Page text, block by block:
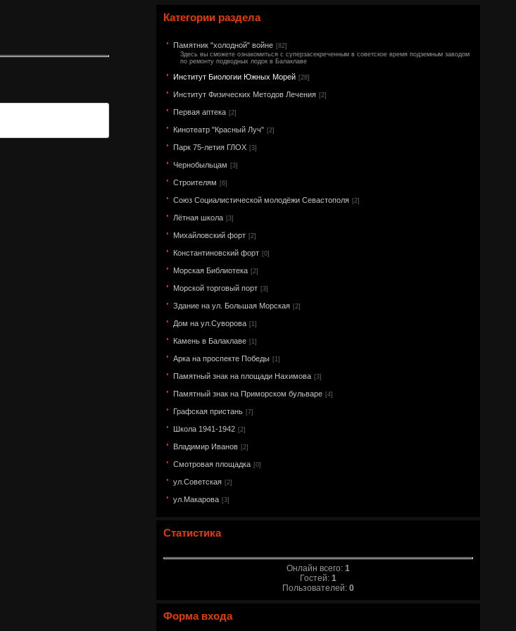
Категории раздела
Памятник "холодной" войне [82]
Здесь вы сможете ознакомиться с суперзасекреченным в советское время подземным заводом
по ремонту подводных лодок в Балаклаве
Институт Биологии Южных Морей [28]
Институт Физических Методов Лечения [2]
Первая аптека [2]
Кинотеатр "Красный Луч" [2]
Парк 75-летия ГЛОХ [3]
Чернобыльцам [3]
Строителям [6]
Союз Социалистической молодёжи Севастополя [2]
Лётная школа [3]
Михайловский форт [2]
Константиновский форт [0]
Морская Библиотека [2]
Морской торговый порт [3]
Здание на ул. Большая Морская [2]
Дом на ул.Суворова [1]
Камень в Балаклаве [1]
Арка на проспекте Победы [1]
Памятный знак на площади Нахимова [3]
Памятный знак на Приморском бульваре [4]
Графская пристань [7]
Школа 1941-1942 [2]
Владимир Иванов [2]
Смотровая площадка [0]
ул.Советская [2]
ул.Макарова [3]
Статистика
Онлайн всего:1
Гостей:1
Пользователей:0
Форма входа